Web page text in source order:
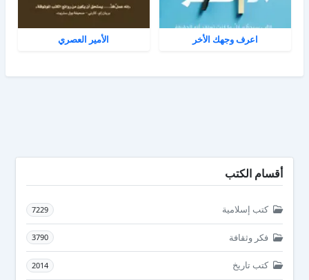
اعرف وجهك الأخر الأمير العصري
أقسام الكتب
كتب إسلامية 7229
فكر وثقافة 3790
كتب تاريخ 2014